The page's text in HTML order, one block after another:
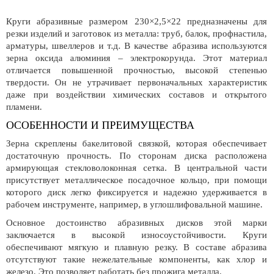
Круги абразивные размером 230×2,5×22 предназначены для
резки изделий и заготовок из металла: труб, балок, профнастила,
арматуры, швеллеров и т.д. В качестве абразива используются
зерна оксида алюминия – электрокорунда. Этот материал
отличается повышенной прочностью, высокой степенью
твердости. Он не утрачивает первоначальных характеристик
даже при воздействии химических составов и открытого
пламени.
ОСОБЕННОСТИ И ПРЕИМУЩЕСТВА
Зерна скреплены бакелитовой связкой, которая обеспечивает
достаточную прочность. По сторонам диска расположена
армирующая стекловолоконная сетка. В центральной части
присутствует металлическое посадочное кольцо, при помощи
которого диск легко фиксируется и надежно удерживается в
рабочем инструменте, например, в углошлифовальной машине.
Основное достоинство абразивных дисков этой марки
заключается в высокой износоустойчивости. Круги
обеспечивают мягкую и плавную резку. В составе абразива
отсутствуют такие нежелательные компоненты, как хлор и
железо. Это позволяет работать без прожига металла.